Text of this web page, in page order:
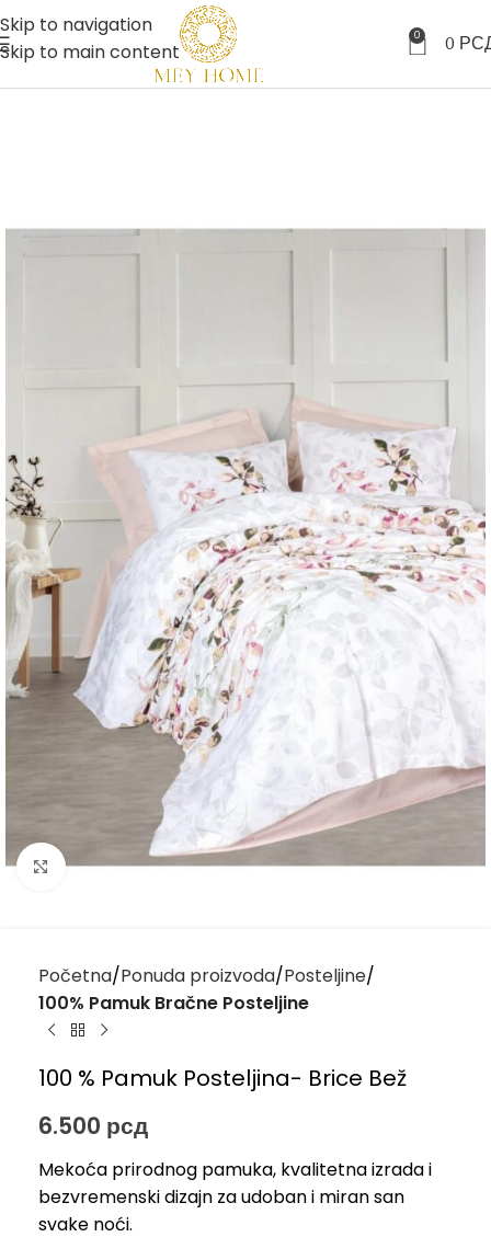
Skip to navigation
Skip to main content
0 0
Kliknite za uvećanje
Početna Ponuda proizvoda Posteljine
100% Pamuk Bračne Posteljine
100 % Pamuk Posteljina- Brice Bež
6.500 рсд
Mekoća prirodnog pamuka, kvalitetna izrada i
bezvremenski dizajn za udoban i miran san
svake noći.